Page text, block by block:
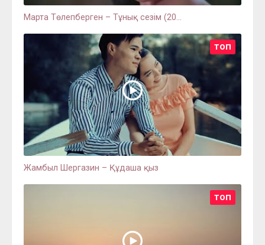
Марта Төлепберген – Тұнық сезім (20...
ТОП
Жамбыл Шергазин – Құдаша қыз
ТОП